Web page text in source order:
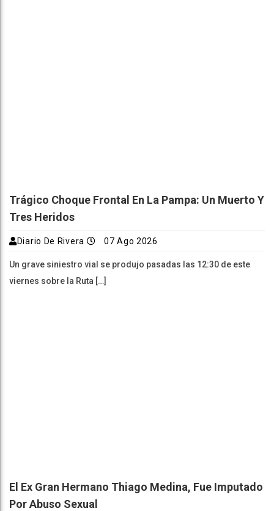
Trágico Choque Frontal En La Pampa: Un Muerto Y
Tres Heridos
Diario De Rivera 07 Ago 2026
Un grave siniestro vial se produjo pasadas las 12:30 de este
viernes sobre la Ruta […]
El Ex Gran Hermano Thiago Medina, Fue Imputado
Por Abuso Sexual